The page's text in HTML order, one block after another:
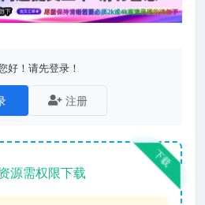
好！请先登录！
注册
下载
源需权限下载